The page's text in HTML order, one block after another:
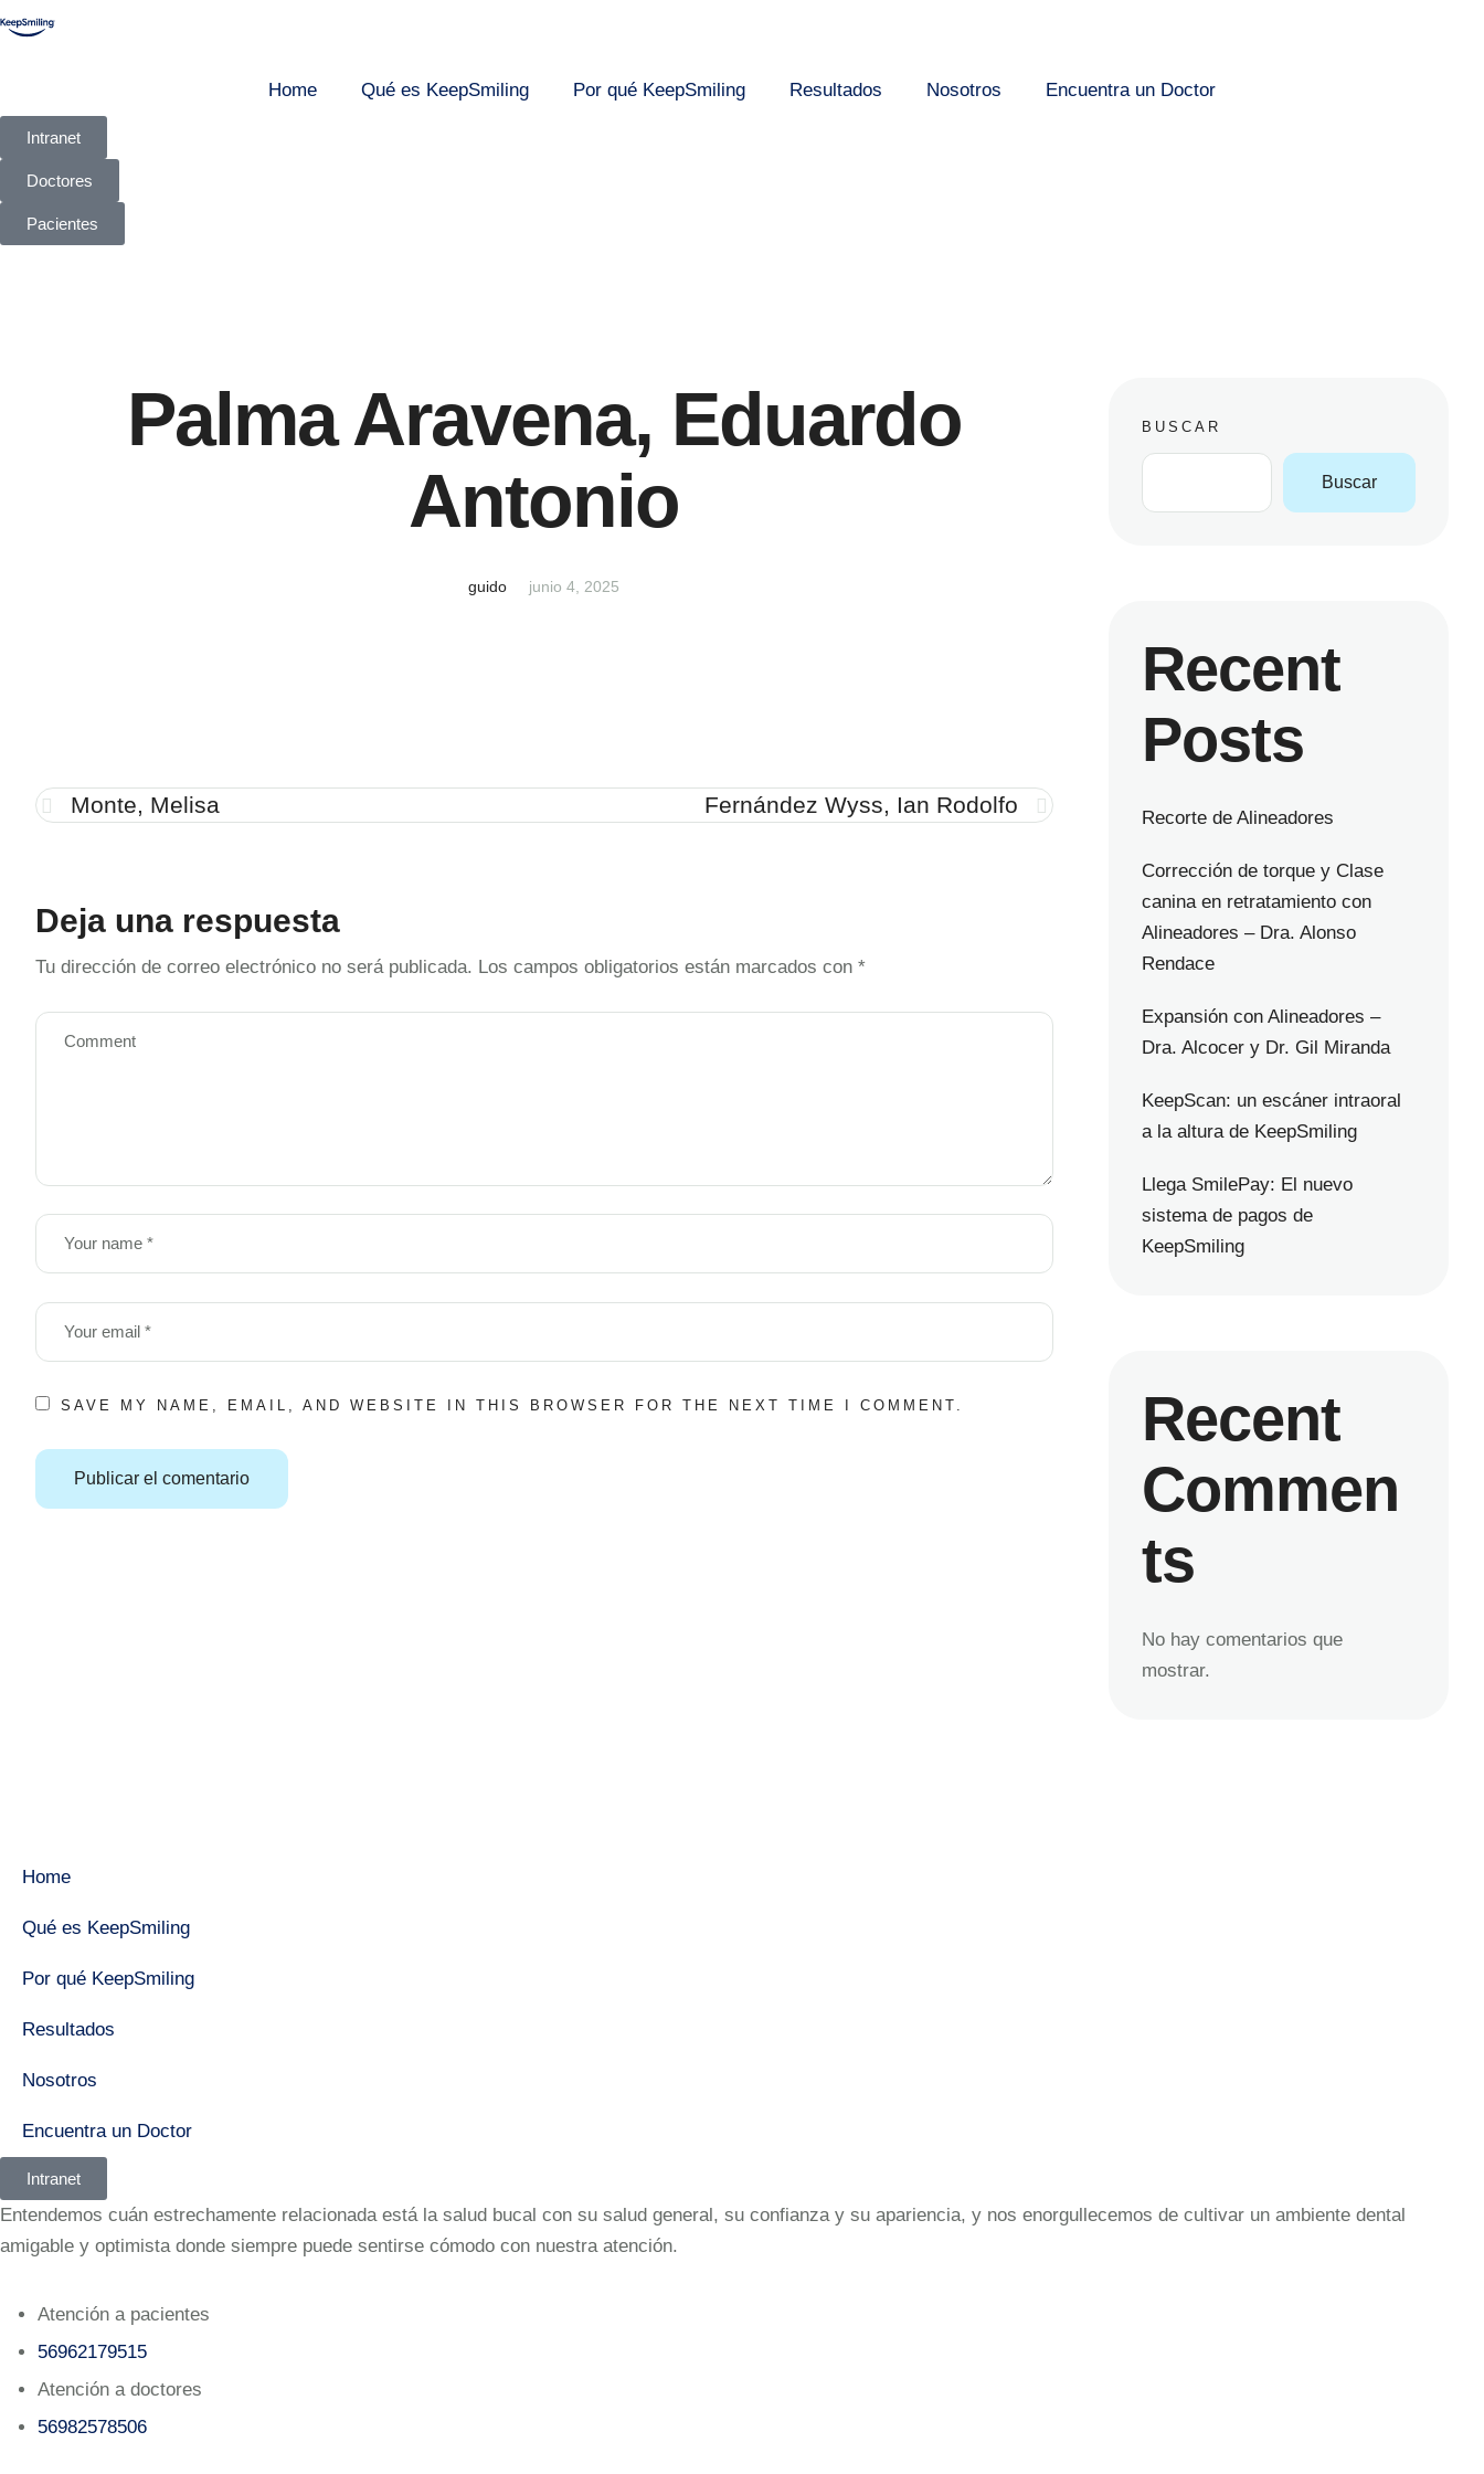
Home Qué es KeepSmiling Por qué KeepSmiling Resultados Nosotros Encuentra un Doctor
Intranet
Doctores
Pacientes
Palma Aravena, Eduardo
Antonio
guido junio 4, 2025
Monte, Melisa Fernández Wyss, Ian Rodolfo
Deja una respuesta
Tu dirección de correo electrónico no será publicada. Los campos obligatorios están marcados con *
SAVE MY NAME, EMAIL, AND WEBSITE IN THIS BROWSER FOR THE NEXT TIME I COMMENT.
BUSCAR
Buscar
Recent
Posts
Recorte de Alineadores
Corrección de torque y Clase
canina en retratamiento con
Alineadores – Dra. Alonso
Rendace
Expansión con Alineadores –
Dra. Alcocer y Dr. Gil Miranda
KeepScan: un escáner intraoral
a la altura de KeepSmiling
Llega SmilePay: El nuevo
sistema de pagos de
KeepSmiling
Recent
Commen
ts
No hay comentarios que
mostrar.
Home
Qué es KeepSmiling
Por qué KeepSmiling
Resultados
Nosotros
Encuentra un Doctor
Intranet
Entendemos cuán estrechamente relacionada está la salud bucal con su salud general, su confianza y su apariencia, y nos enorgullecemos de cultivar un ambiente dental
amigable y optimista donde siempre puede sentirse cómodo con nuestra atención.
Atención a pacientes
56962179515‬
Atención a doctores
56982578506‬